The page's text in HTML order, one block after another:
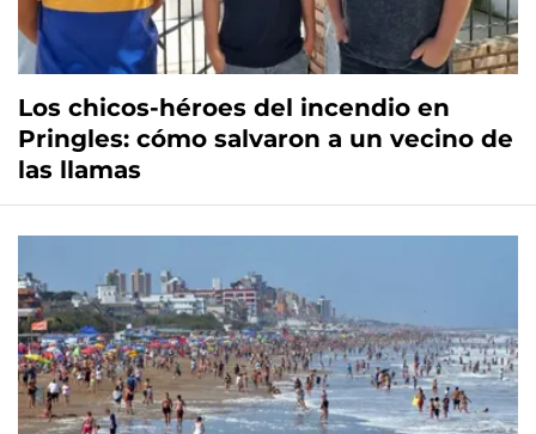
Los chicos-héroes del incendio en
Pringles: cómo salvaron a un vecino de
las llamas